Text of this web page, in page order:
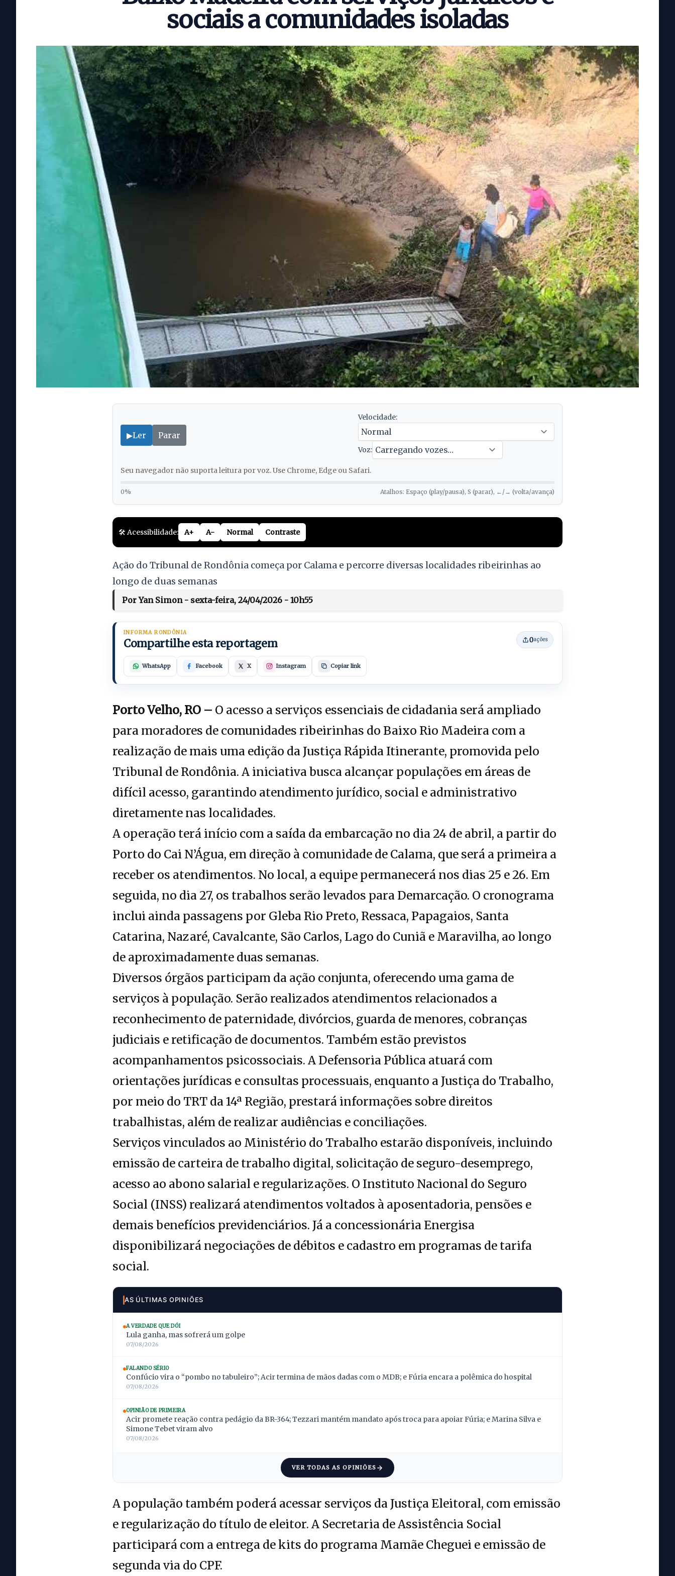
sociais a comunidades isoladas
▶Ler Parar
Velocidade:
Voz:
Seu navegador não suporta leitura por voz. Use Chrome, Edge ou Safari.
0% Atalhos: Espaço (play/pausa), S (parar), ←/→ (volta/avança)
🛠️ Acessibilidade: A+ A- Normal Contraste
Ação do Tribunal de Rondônia começa por Calama e percorre diversas localidades ribeirinhas ao
longo de duas semanas
Por Yan Simon - sexta-feira, 24/04/2026 - 10h55
INFORMA RONDÔNIA
Compartilhe esta reportagem 0ações
WhatsApp Facebook X Instagram Copiar link
Porto Velho, RO – O acesso a serviços essenciais de cidadania será ampliado
para moradores de comunidades ribeirinhas do Baixo Rio Madeira com a
realização de mais uma edição da Justiça Rápida Itinerante, promovida pelo
Tribunal de Rondônia. A iniciativa busca alcançar populações em áreas de
difícil acesso, garantindo atendimento jurídico, social e administrativo
diretamente nas localidades.
A operação terá início com a saída da embarcação no dia 24 de abril, a partir do
Porto do Cai N’Água, em direção à comunidade de Calama, que será a primeira a
receber os atendimentos. No local, a equipe permanecerá nos dias 25 e 26. Em
seguida, no dia 27, os trabalhos serão levados para Demarcação. O cronograma
inclui ainda passagens por Gleba Rio Preto, Ressaca, Papagaios, Santa
Catarina, Nazaré, Cavalcante, São Carlos, Lago do Cuniã e Maravilha, ao longo
de aproximadamente duas semanas.
Diversos órgãos participam da ação conjunta, oferecendo uma gama de
serviços à população. Serão realizados atendimentos relacionados a
reconhecimento de paternidade, divórcios, guarda de menores, cobranças
judiciais e retificação de documentos. Também estão previstos
acompanhamentos psicossociais. A Defensoria Pública atuará com
orientações jurídicas e consultas processuais, enquanto a Justiça do Trabalho,
por meio do TRT da 14ª Região, prestará informações sobre direitos
trabalhistas, além de realizar audiências e conciliações.
Serviços vinculados ao Ministério do Trabalho estarão disponíveis, incluindo
emissão de carteira de trabalho digital, solicitação de seguro-desemprego,
acesso ao abono salarial e regularizações. O Instituto Nacional do Seguro
Social (INSS) realizará atendimentos voltados à aposentadoria, pensões e
demais benefícios previdenciários. Já a concessionária Energisa
disponibilizará negociações de débitos e cadastro em programas de tarifa
social.
AS ÚLTIMAS OPINIÕES
A VERDADE QUE DÓI
Lula ganha, mas sofrerá um golpe
07/08/2026
FALANDO SÉRIO
Confúcio vira o “pombo no tabuleiro”; Acir termina de mãos dadas com o MDB; e Fúria encara a polêmica do hospital
07/08/2026
OPINIÃO DE PRIMEIRA
Acir promete reação contra pedágio da BR-364; Tezzari mantém mandato após troca para apoiar Fúria; e Marina Silva e
Simone Tebet viram alvo
07/08/2026
VER TODAS AS OPINIÕES
A população também poderá acessar serviços da Justiça Eleitoral, com emissão
e regularização do título de eleitor. A Secretaria de Assistência Social
participará com a entrega de kits do programa Mamãe Cheguei e emissão de
segunda via do CPF.